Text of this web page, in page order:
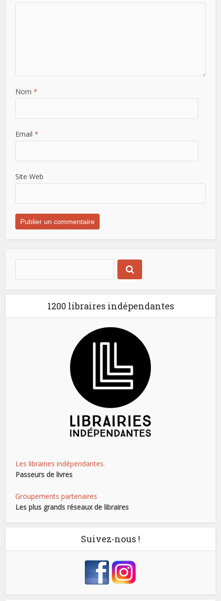
Nom *
Email *
Site Web
1200 libraires indépendantes
Les librairies indépendantes.
Passeurs de livres
Groupements partenaires
Les plus grands réseaux de libraires
Suivez-nous !